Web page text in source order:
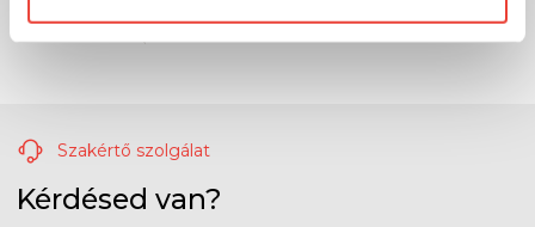
Szakértő szolgálat
Kérdésed van?